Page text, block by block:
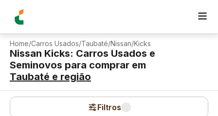
Home/Carros Usados/Taubaté/Nissan/Kicks
Nissan Kicks: Carros Usados e
Seminovos para comprar em
Taubaté e região
Filtros